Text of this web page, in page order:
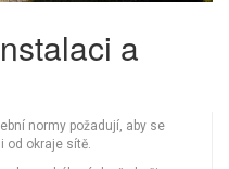
a
normy požadují, aby se
od okraje sítě.